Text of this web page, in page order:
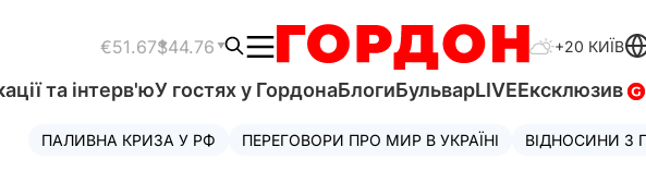
€51.67$44.76 +20 КИЇВ
та інтерв'юУ гостях у ГордонаБлогиБульварLIVEЕксклюзив
ПАЛИВНА КРИЗА У РФ ПЕРЕГОВОРИ ПРО МИР В УКРАЇНІ ВІДНОСИНИ З